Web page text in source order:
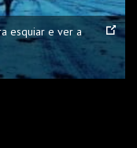
esquiar e ver a